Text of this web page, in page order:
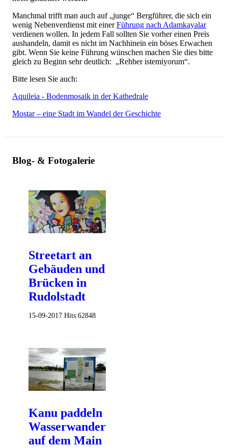
Manchmal trifft man auch auf „junge“ Bergführer, die sich ein
wenig Nebenverdienst mit einerFührung nach Adamkayalar
verdienen wollen. In jedem Fall sollten Sie vorher einen Preis
aushandeln, damit es nicht im Nachhinein ein böses Erwachen
gibt. Wenn Sie keine Führung wünschen machen Sie dies bitte
gleich zu Beginn sehr deutlich: „Rehber istemiyorum“.
Bitte lesen Sie auch:
Aquileia - Bodenmosaik in der Kathedrale
Mostar – eine Stadt im Wandel der Geschichte
Blog- & Fotogalerie
Streetart an
Gebäuden und
Brücken in
Rudolstadt
15-09-2017 Hits:62848
Kanu paddeln -
Wasserwandern
auf dem Main